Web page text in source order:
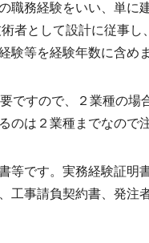
職務経験をいい、単に
者として設計に従事し
験等を経験年数に含めま
ですので、２業種の場
は２業種までなので
です。実務経験証明
工事請負契約書、発注